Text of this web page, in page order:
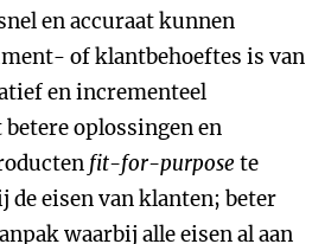
en accuraat kunnen
of klantbehoeftes is van
en incrementeel
oplossingen en
fit-for-purpose te
de eisen van klanten; beter
waarbij alle eisen al aan